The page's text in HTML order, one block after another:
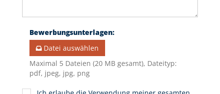
Bewerbungsunterlagen:
Datei auswählen
Maximal 5 Dateien (20 MB gesamt), Dateityp:
pdf, jpeg, jpg, png